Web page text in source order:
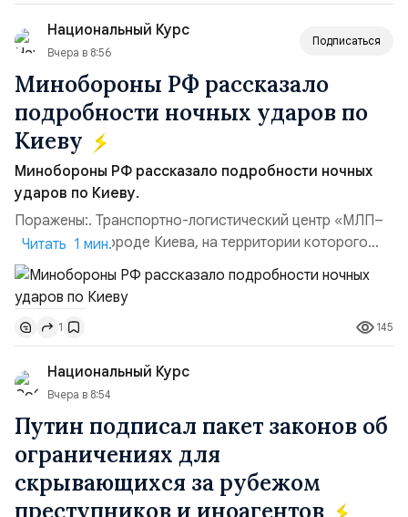
командующий Черноморским флотом ВМФ России
(1998–2002 г...
Национальный Курс
Вчера в 8:56
Подписаться
Минобороны РФ рассказало
подробности ночных ударов по
Киеву
Минобороны РФ рассказало подробности ночных
ударов по Киеву.
Поражены:. Транспортно-логистический центр «МЛП–
Чайка» в пригороде Киева, на территории которого
осуществлялось хранение, сборка а также запуск с
прилегающего полевого аэродром «Чайка»
дальнобойных БПЛА ВСУ; Складские помещения
«Транс-Логистик» в Оболонском районе г. Киев,
использовавшиеся для хранения военного
имущества ВСУ; Сортировочны...
Читать 1 мин.
1 145
Национальный Курс
Вчера в 8:54
Путин подписал пакет законов об
ограничениях для
скрывающихся за рубежом
преступников и иноагентов